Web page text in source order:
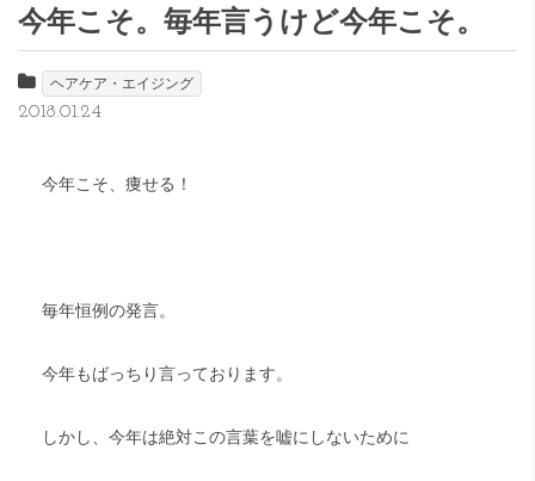
今年こそ。毎年言うけど今年こそ。
ヘアケア・エイジング
2018.01.24
今年こそ、痩せる！
毎年恒例の発言。
今年もばっちり言っております。
しかし、今年は絶対この言葉を嘘にしないために